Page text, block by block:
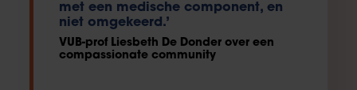
met een medische component, en
niet omgekeerd.’
VUB-prof Liesbeth De Donder over een
compassionate community